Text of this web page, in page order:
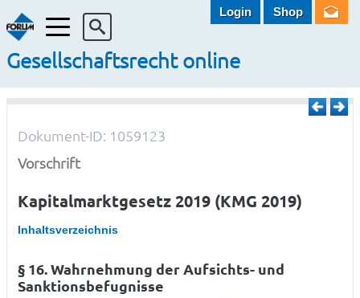
Menü
Gesellschaftsrecht online
Login Shop
Dokument-ID: 1059123
Vorschrift
Kapitalmarktgesetz 2019 (KMG 2019)
Inhaltsverzeichnis
§ 16. Wahrnehmung der Aufsichts- und
Sanktionsbefugnisse